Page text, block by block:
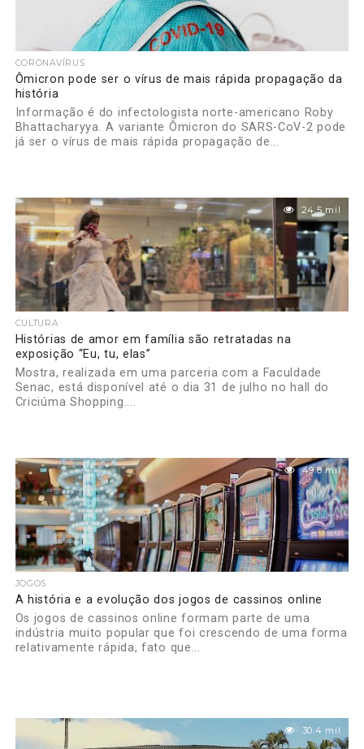
CORONAVÍRUS
Ômicron pode ser o vírus de mais rápida propagação da
história
Informação é do infectologista norte-americano Roby
Bhattacharyya. A variante Ômicron do SARS-CoV-2 pode
já ser o vírus de mais rápida propagação de...
24.5 mil
CULTURA
Histórias de amor em família são retratadas na
exposição “Eu, tu, elas”
Mostra, realizada em uma parceria com a Faculdade
Senac, está disponível até o dia 31 de julho no hall do
Criciúma Shopping....
49.8 mil
JOGOS
A história e a evolução dos jogos de cassinos online
Os jogos de cassinos online formam parte de uma
indústria muito popular que foi crescendo de uma forma
relativamente rápida, fato que...
30.4 mil